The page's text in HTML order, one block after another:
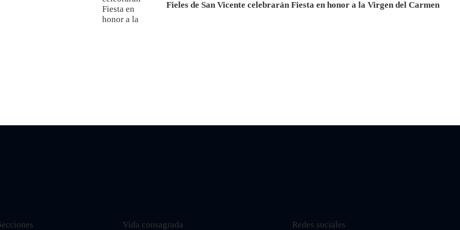
Fieles de San Vicente celebrarán Fiesta en honor a la Virgen del Carmen
Vida consagrada Redes sociales